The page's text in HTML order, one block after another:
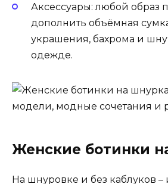
Аксессуары: любой образ
дополнить объёмная
украшения, бахрома и
одежде.
Женские ботинки
На шнуровке и без каблуков